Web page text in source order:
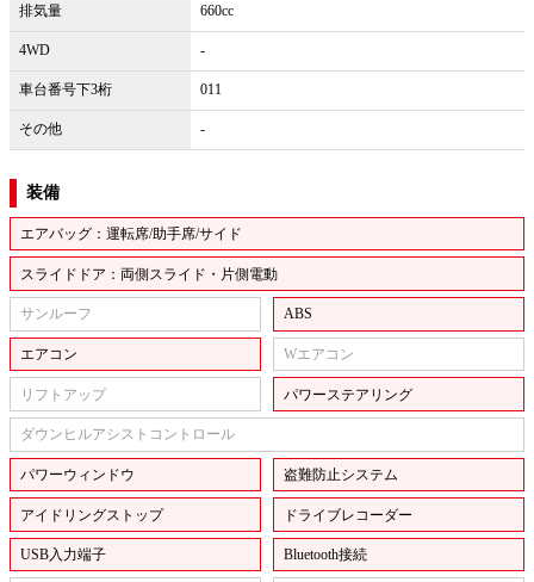
排気量 660cc
4WD -
車台番号下3桁 011
その他 -
装備
エアバッグ：運転席/助手席/サイド
スライドドア：両側スライド・片側電動
サンルーフ ABS
エアコン Wエアコン
リフトアップ パワーステアリング
ダウンヒルアシストコントロール
パワーウィンドウ 盗難防止システム
アイドリングストップ ドライブレコーダー
USB入力端子 Bluetooth接続